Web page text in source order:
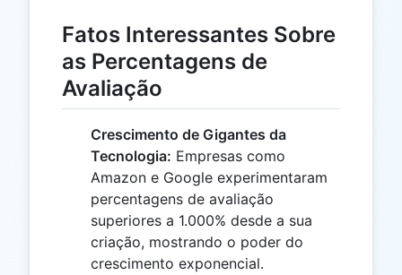
Fatos Interessantes Sobre
as Percentagens de
Avaliação
Crescimento de Gigantes da
Tecnologia: Empresas como
Amazon e Google experimentaram
percentagens de avaliação
superiores a 1.000% desde a sua
criação, mostrando o poder do
crescimento exponencial.